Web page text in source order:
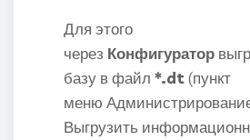
Для этого
через Конфигуратор
базу в файл *.dt(пункт
меню
Выгрузить